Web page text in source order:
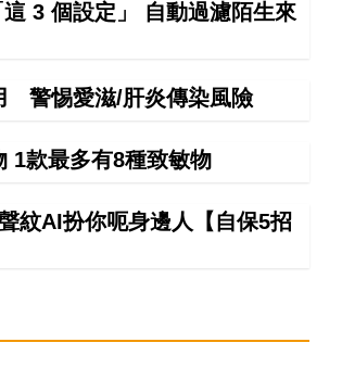
3 個設定」 自動過濾陌生來
警惕愛滋/肝炎傳染風險
1款最多有8種致敏物
紋AI扮你呃身邊人【自保5招